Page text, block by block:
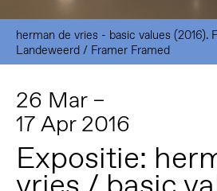
herman de vries - basic values (2016).
Landeweerd / Framer Framed
26 Mar –
17 Apr 2016
Expositie: